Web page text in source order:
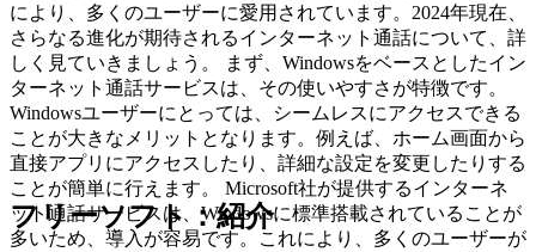
により、多くのユーザーに愛用されています。2024年現在、
さらなる進化が期待されるインターネット通話について、詳
しく見ていきましょう。 まず、Windowsをベースとしたイン
ターネット通話サービスは、その使いやすさが特徴です。
Windowsユーザーにとっては、シームレスにアクセスできる
ことが大きなメリットとなります。例えば、ホーム画面から
直接アプリにアクセスしたり、詳細な設定を変更したりする
ことが簡単に行えます。 Microsoft社が提供するインターネ
ット通話サービスは、Windowsに標準搭載されていることが
多いため、導入が容易です。これにより、多くのユーザーが
フリーソフト：紹介